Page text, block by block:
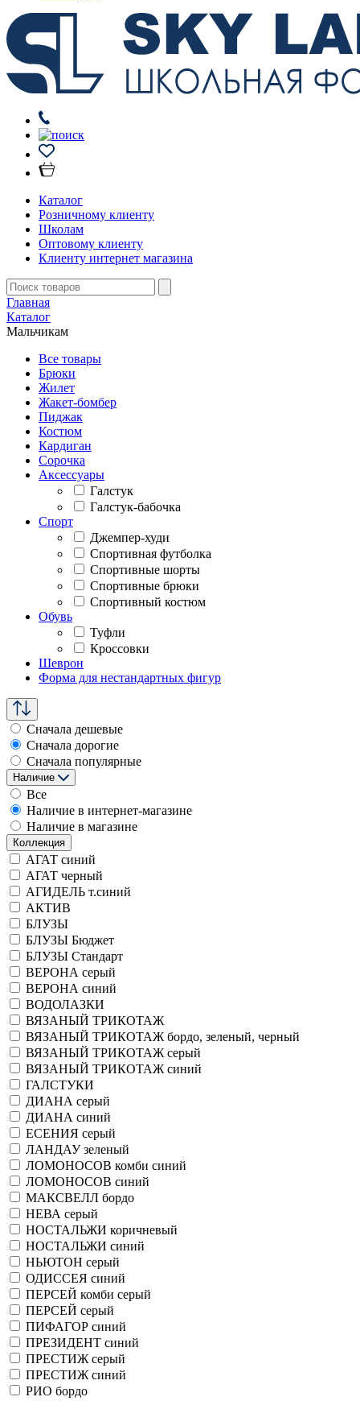
Каталог
Розничному клиенту
Школам
Оптовому клиенту
Клиенту интернет магазина
Главная
Каталог
Мальчикам
Все товары
Брюки
Жилет
Жакет-бомбер
Пиджак
Костюм
Кардиган
Сорочка
Аксессуары
Галстук
Галстук-бабочка
Спорт
Джемпер-худи
Спортивная футболка
Спортивные шорты
Спортивные брюки
Спортивный костюм
Обувь
Туфли
Кроссовки
Шеврон
Форма для нестандартных фигур
Сначала дешевые
Сначала дорогие
Сначала популярные
Наличие
Все
Наличие в интернет-магазине
Наличие в магазине
Коллекция
АГАТ синий
АГАТ черный
АГИДЕЛЬ т.синий
АКТИВ
БЛУЗЫ
БЛУЗЫ Бюджет
БЛУЗЫ Стандарт
ВЕРОНА серый
ВЕРОНА синий
ВОДОЛАЗКИ
ВЯЗАНЫЙ ТРИКОТАЖ
ВЯЗАНЫЙ ТРИКОТАЖ бордо, зеленый, черный
ВЯЗАНЫЙ ТРИКОТАЖ серый
ВЯЗАНЫЙ ТРИКОТАЖ синий
ГАЛСТУКИ
ДИАНА серый
ДИАНА синий
ЕСЕНИЯ серый
ЛАНДАУ зеленый
ЛОМОНОСОВ комби синий
ЛОМОНОСОВ синий
МАКСВЕЛЛ бордо
НЕВА серый
НОСТАЛЬЖИ коричневый
НОСТАЛЬЖИ синий
НЬЮТОН серый
ОДИССЕЯ синий
ПЕРСЕЙ комби серый
ПЕРСЕЙ серый
ПИФАГОР синий
ПРЕЗИДЕНТ синий
ПРЕСТИЖ серый
ПРЕСТИЖ синий
РИО бордо